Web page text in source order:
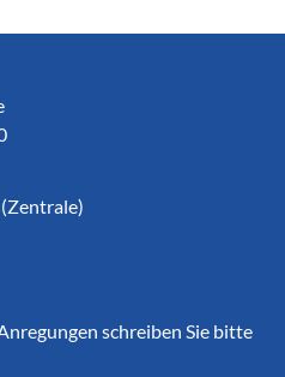
schreiben Sie bitte